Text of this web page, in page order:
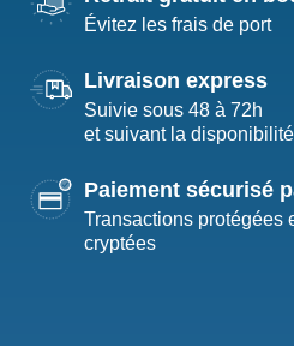
Évitez les frais de port
Livraison express
Suivie sous 48 à 72h
et suivant la
Paiement sécurisé
Transactions protégées
cryptées